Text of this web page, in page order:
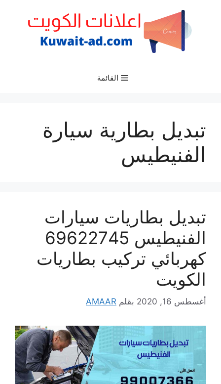
القائمة
تبديل بطارية سيارة
الفنيطيس
تبديل بطاريات سيارات
الفنيطيس 69622745
كهربائي تركيب بطاريات
الكويت
أغسطس 16, 2020 بقلم AMAAR